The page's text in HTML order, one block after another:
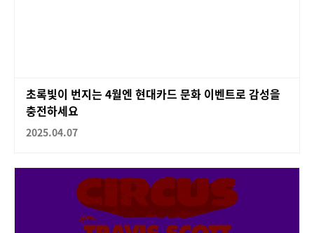
초록빛이 번지는 4월엔 현대카드 문화 이벤트로 감성을
충전하세요
2025.04.07